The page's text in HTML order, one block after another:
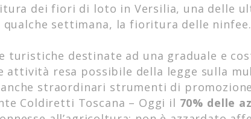
dei fiori di loto in Versilia, una delle
settimana, la fioritura delle ninfee.
turistiche destinate ad una graduale e
attività resa possibile della legge sulla
straordinari strumenti di
Coldiretti Toscana – Oggi il 70% delle